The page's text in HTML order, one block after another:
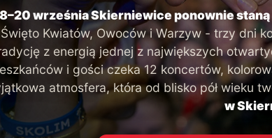
września Skierniewice ponownie
Święto Kwiatów, Owoców i Warzyw - trzy dni
z energią jednej z największych
i gości czeka 12 koncertów,
atmosfera, która od blisko pół wieku
w